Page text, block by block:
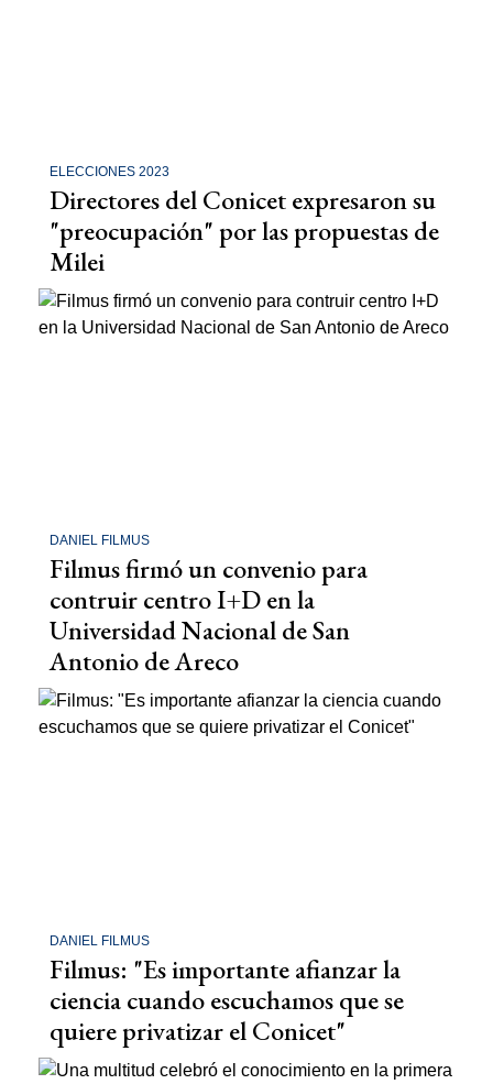
ELECCIONES 2023
Directores del Conicet expresaron su
"preocupación" por las propuestas de
Milei
DANIEL FILMUS
Filmus firmó un convenio para
contruir centro I+D en la
Universidad Nacional de San
Antonio de Areco
DANIEL FILMUS
Filmus: "Es importante afianzar la
ciencia cuando escuchamos que se
quiere privatizar el Conicet"